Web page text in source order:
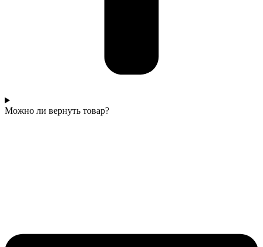
Можно ли вернуть товар?